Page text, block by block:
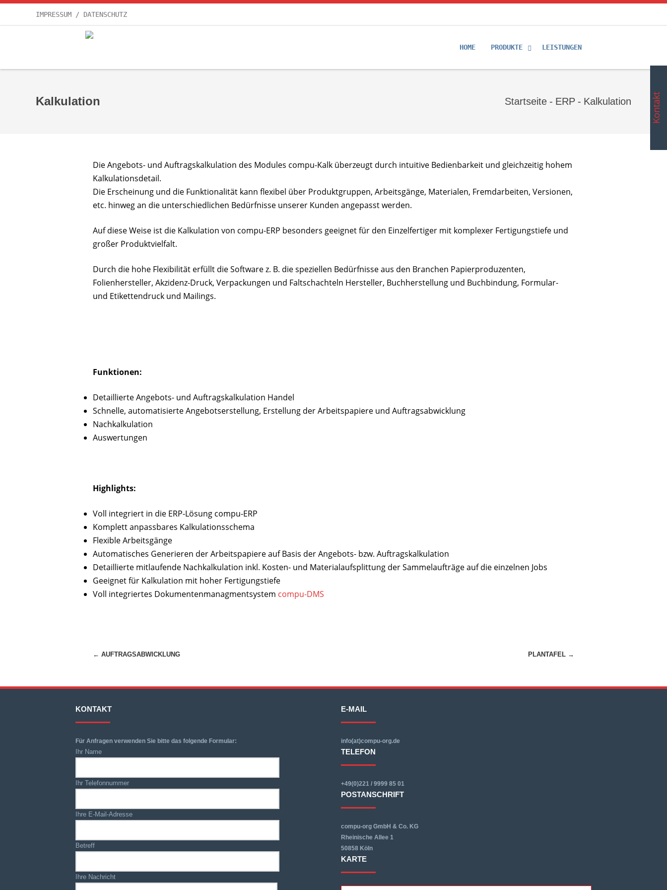
IMPRESSUM / DATENSCHUTZ
HOME PRODUKTE LEISTUNGEN
Kalkulation Startseite - ERP - Kalkulation
Die Angebots- und Auftragskalkulation des Modules compu-Kalk überzeugt durch intuitive Bedienbarkeit und gleichzeitig hohem
Kalkulationsdetail.
Die Erscheinung und die Funktionalität kann flexibel über Produktgruppen, Arbeitsgänge, Materialen, Fremdarbeiten, Versionen,
etc. hinweg an die unterschiedlichen Bedürfnisse unserer Kunden angepasst werden.
Auf diese Weise ist die Kalkulation von compu-ERP besonders geeignet für den Einzelfertiger mit komplexer Fertigungstiefe und
großer Produktvielfalt.
Durch die hohe Flexibilität erfüllt die Software z. B. die speziellen Bedürfnisse aus den Branchen Papierproduzenten,
Folienhersteller, Akzidenz-Druck, Verpackungen und Faltschachteln Hersteller, Buchherstellung und Buchbindung, Formular-
und Etikettendruck und Mailings.
Funktionen:
Detaillierte Angebots- und Auftragskalkulation Handel
Schnelle, automatisierte Angebotserstellung, Erstellung der Arbeitspapiere und Auftragsabwicklung
Nachkalkulation
Auswertungen
Highlights:
Voll integriert in die ERP-Lösung compu-ERP
Komplett anpassbares Kalkulationsschema
Flexible Arbeitsgänge
Automatisches Generieren der Arbeitspapiere auf Basis der Angebots- bzw. Auftragskalkulation
Detaillierte mitlaufende Nachkalkulation inkl. Kosten- und Materialaufsplittung der Sammelaufträge auf die einzelnen Jobs
Geeignet für Kalkulation mit hoher Fertigungstiefe
Voll integriertes Dokumentenmanagmentsystem compu-DMS
Beitragsnavigation
← AUFTRAGSABWICKLUNG PLANTAFEL →
KONTAKT
Für Anfragen verwenden Sie bitte das folgende Formular:
Ihr Name
Ihr Telefonnummer
Ihre E-Mail-Adresse
Betreff
Ihre Nachricht
E-MAIL
info(at)compu-org.de
TELEFON
+49(0)221 / 9999 85 01
POSTANSCHRIFT
compu-org GmbH & Co. KG
Rheinische Allee 1
50858 Köln
KARTE
Kontakt